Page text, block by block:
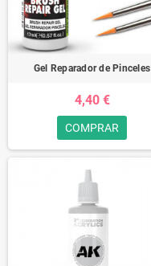
Gel Reparador de Pinceles
4,40 €
COMPRAR